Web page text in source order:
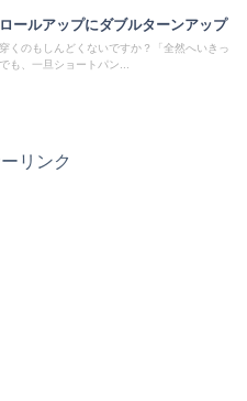
ールアップにダブルターンアップ
くのもしんどくないですか？「全然へいきっ
も、一旦ショートパン...
リンク